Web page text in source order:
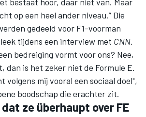
op een heel ander niveau.” Die
gedeeld voor F1-voorman
tijdens een interview met CNN.
bedreiging vormt voor ons? Nee,
dan is het zeker niet de Formule E.
volgens mij vooral een sociaal doel",
boodschap die erachter zit.
ze überhaupt over FE